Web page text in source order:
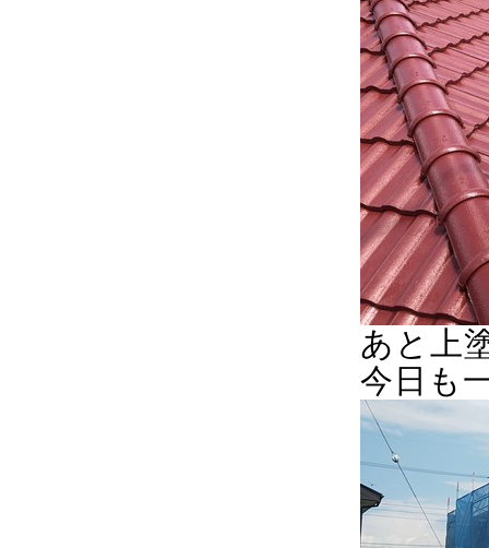
あと上
今日も